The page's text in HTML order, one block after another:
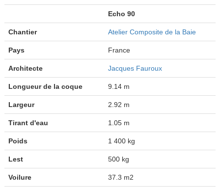
Echo 90
Chantier Atelier Composite de la Baie
Pays France
Architecte Jacques Fauroux
Longueur de la coque 9.14 m
Largeur 2.92 m
Tirant d'eau 1.05 m
Poids 1 400 kg
Lest 500 kg
Voilure 37.3 m2